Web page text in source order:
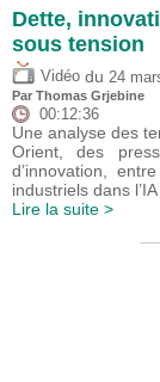
Dette,
sous tension
Vidéo du 24
Par Thomas Grjebine
00:12:36
Une analyse des
Orient, des
d’innovation,
industriels dans
Lire la suite >